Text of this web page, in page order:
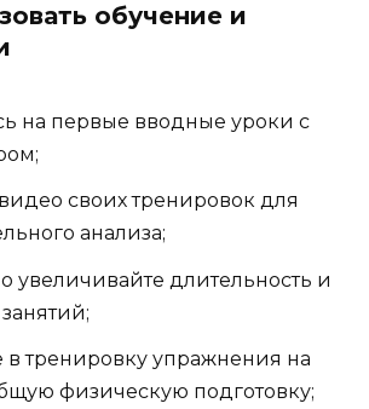
обучение и
на первые вводные уроки с
своих тренировок для
анализа;
увеличивайте длительность и
в тренировку упражнения на
физическую подготовку;